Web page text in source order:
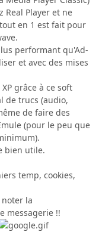
Real Player et ne
en 1 est fait pour
performant qu'Ad-
et avec des mises
grâce à ce soft
de trucs (audio,
de faire des
(pour le peu que
bien utile.
temp, cookies,
noter la
messagerie !!